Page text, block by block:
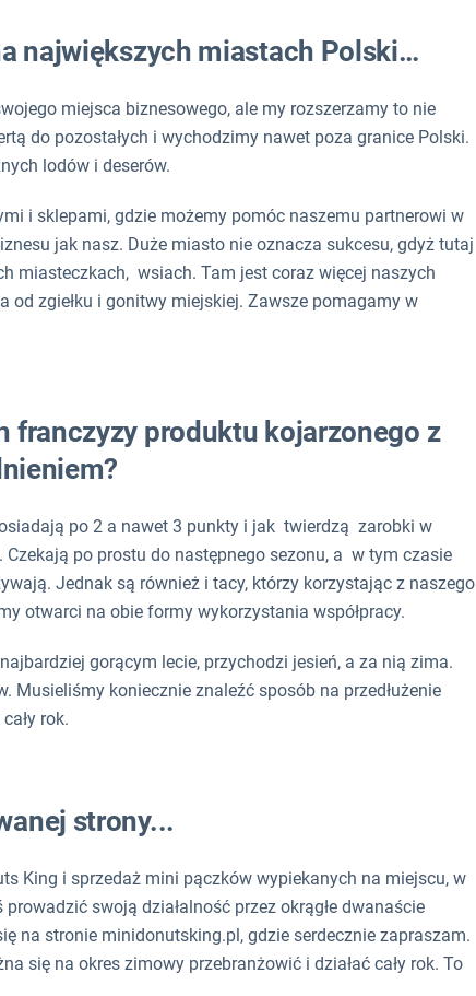
największych miastach Polski…
miejsca biznesowego, ale my rozszerzamy to nie
do pozostałych i wychodzimy nawet poza granice Polski.
lodów i deserów.
i sklepami, gdzie możemy pomóc naszemu partnerowi w
jak nasz. Duże miasto nie oznacza sukcesu, gdyż tutaj
miasteczkach, wsiach. Tam jest coraz więcej naszych
zgiełku i gonitwy miejskiej. Zawsze pomagamy w
franczyzy produktu kojarzonego z
po 2 a nawet 3 punkty i jak twierdzą zarobki w
po prostu do następnego sezonu, a w tym czasie
Jednak są również i tacy, którzy korzystając z naszego
otwarci na obie formy wykorzystania współpracy.
gorącym lecie, przychodzi jesień, a za nią zima.
Musieliśmy koniecznie znaleźć sposób na przedłużenie
rok.
strony...
King i sprzedaż mini pączków wypiekanych na miejscu, w
swoją działalność przez okrągłe dwanaście
na stronie minidonutsking.pl, gdzie serdecznie zapraszam.
się na okres zimowy przebranżowić i działać cały rok. To